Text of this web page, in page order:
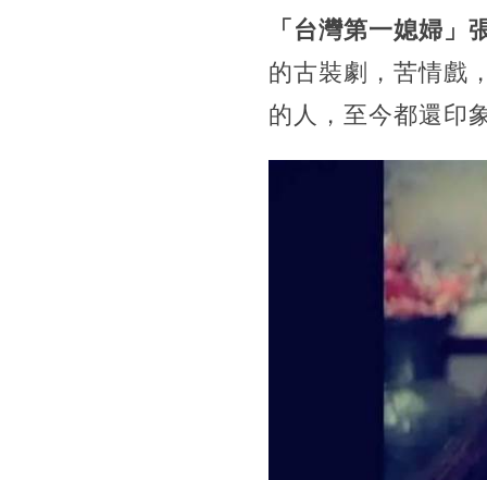
「台灣第一媳婦」
的古裝劇，苦情戲
的人，至今都還印